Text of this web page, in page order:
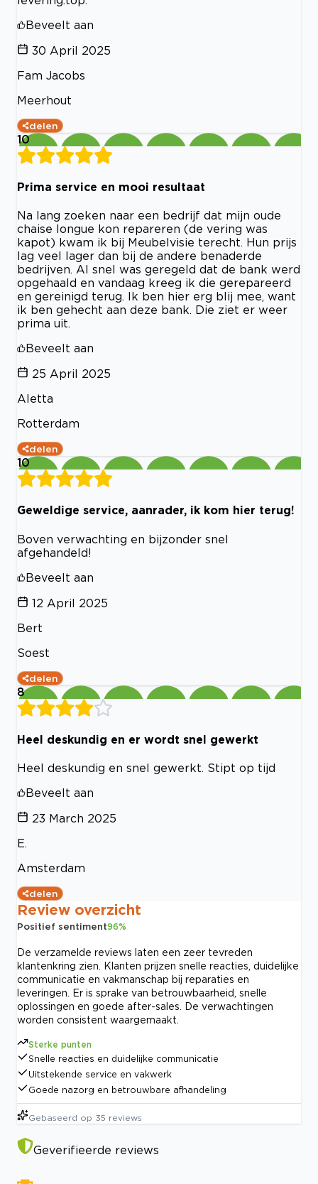
Beveelt aan
30 April 2025
Fam Jacobs
Meerhout
delen
10
Prima service en mooi resultaat
Na lang zoeken naar een bedrijf dat mijn oude
chaise longue kon repareren (de vering was
kapot) kwam ik bij Meubelvisie terecht. Hun prijs
lag veel lager dan bij de andere benaderde
bedrijven. Al snel was geregeld dat de bank werd
opgehaald en vandaag kreeg ik die gerepareerd
en gereinigd terug. Ik ben hier erg blij mee, want
ik ben gehecht aan deze bank. Die ziet er weer
prima uit.
Beveelt aan
25 April 2025
Aletta
Rotterdam
delen
10
Geweldige service, aanrader, ik kom hier terug!
Boven verwachting en bijzonder snel
afgehandeld!
Beveelt aan
12 April 2025
Bert
Soest
delen
8
Heel deskundig en er wordt snel gewerkt
Heel deskundig en snel gewerkt. Stipt op tijd
Beveelt aan
23 March 2025
E.
Amsterdam
delen
Review overzicht
Positief sentiment96%
De verzamelde reviews laten een zeer tevreden
klantenkring zien. Klanten prijzen snelle reacties, duidelijke
communicatie en vakmanschap bij reparaties en
leveringen. Er is sprake van betrouwbaarheid, snelle
oplossingen en goede after-sales. De verwachtingen
worden consistent waargemaakt.
Sterke punten
Snelle reacties en duidelijke communicatie
Uitstekende service en vakwerk
Goede nazorg en betrouwbare afhandeling
Gebaseerd op 35 reviews
Geverifieerde reviews